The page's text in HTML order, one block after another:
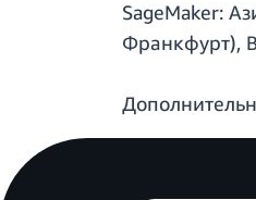
SageMaker:
Франкфурт),